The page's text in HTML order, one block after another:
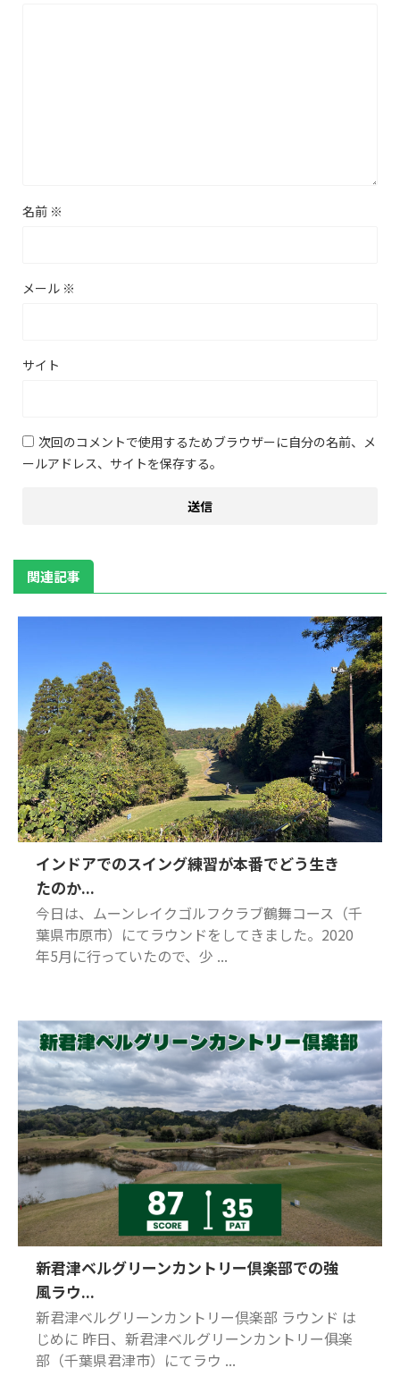
名前 ※
メール ※
サイト
次回のコメントで使用するためブラウザーに自分の名前、メ
ールアドレス、サイトを保存する。
関連記事
インドアでのスイング練習が本番でどう生き
たのか...
今日は、ムーンレイクゴルフクラブ鶴舞コース（千
葉県市原市）にてラウンドをしてきました。2020
年5月に行っていたので、少 ...
新君津ベルグリーンカントリー倶楽部での強
風ラウ...
新君津ベルグリーンカントリー倶楽部 ラウンド は
じめに 昨日、新君津ベルグリーンカントリー俱楽
部（千葉県君津市）にてラウ ...